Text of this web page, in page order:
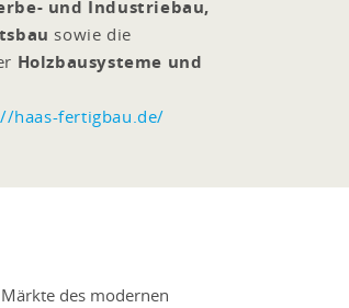
und Industriebau,
sowie die
Holzbausysteme und
haas-fertigbau.de/
des modernen